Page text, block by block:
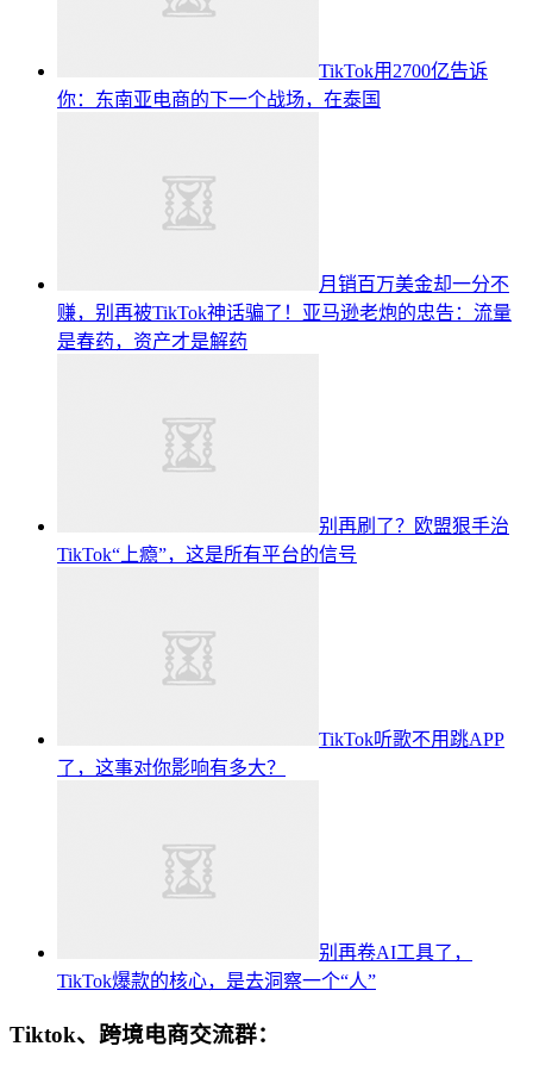
TikTok用2700亿告诉
你：东南亚电商的下一个战场，在泰国
月销百万美金却一分不
赚，别再被TikTok神话骗了！亚马逊老炮的忠告：流量
是春药，资产才是解药
别再刷了？欧盟狠手治
TikTok“上瘾”，这是所有平台的信号
TikTok听歌不用跳APP
了，这事对你影响有多大？
别再卷AI工具了，
TikTok爆款的核心，是去洞察一个“人”
Tiktok、跨境电商交流群：